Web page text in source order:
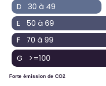
D 30 à 49
E 50 à 69
F 70 à 99
G >=100
Forte émission de CO2